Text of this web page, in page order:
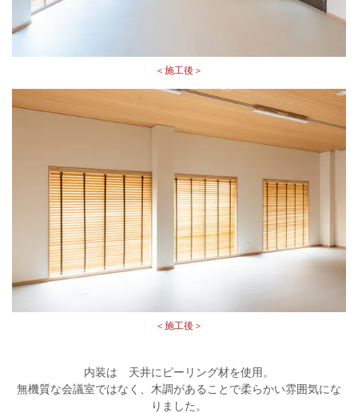
＜施工後＞
＜施工後＞
内装は 天井にピーリング材を使用。
無機質な会議室ではなく、木調があることで柔らかい雰囲気にな
りました。